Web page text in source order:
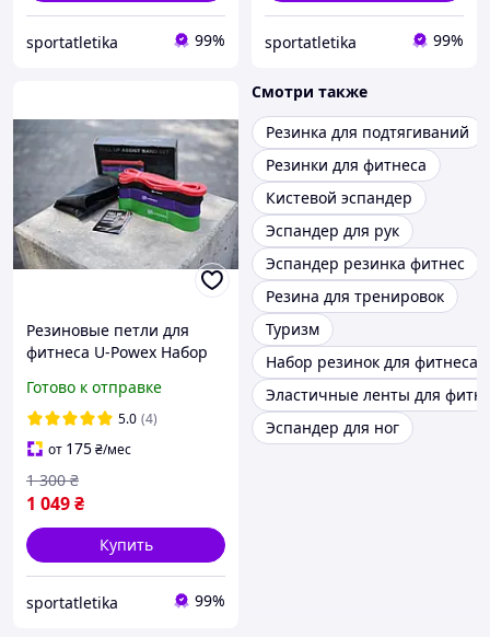
sportatletika 99% sportatletika 99%
Резиновые петли для
фитнеса U-Powex Набор
Оригинал
Готово к отправке
5.0 (4)
от 175₴/мес
1 049₴
1 300 ₴
Купить
sportatletika 99%
Смотри также
Резинка для подтягиваний
Резинки для фитнеса
Кистевой эспандер
Эспандер для рук
Эспандер резинка фитнес
Резина для тренировок
Туризм
Набор резинок для фитнеса
Эластичные ленты для
Эспандер для ног